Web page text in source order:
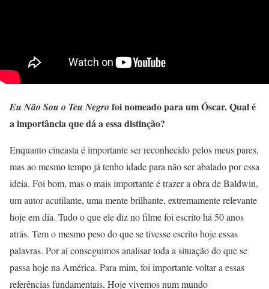
Eu Não Sou o Teu Negro foi nomeado para um Óscar. Qual é
a importância que dá a essa distinção?
Enquanto cineasta é importante ser reconhecido pelos meus pares,
mas ao mesmo tempo já tenho idade para não ser abalado por essa
ideia. Foi bom, mas o mais importante é trazer a obra de Baldwin,
um autor acutilante, uma mente brilhante, extremamente relevante
hoje em dia. Tudo o que ele diz no filme foi escrito há 50 anos
atrás. Tem o mesmo peso do que se tivesse escrito hoje essas
palavras. Por aí conseguimos analisar toda a situação do que se
passa hoje na América. Para mim, foi importante voltar a essas
referências fundamentais. Hoje vivemos num mundo